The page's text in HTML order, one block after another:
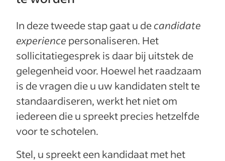
In deze tweede stap gaat u decandidate
experience personaliseren. Het
sollicitatiegesprek is daar bij uitstek de
gelegenheid voor. Hoewel het raadzaam
is de vragen die u uw kandidaten stelt te
standaardiseren, werkt het niet om
iedereen die u spreekt precies hetzelfde
voor te schotelen.
Stel, u spreekt een kandidaat met het